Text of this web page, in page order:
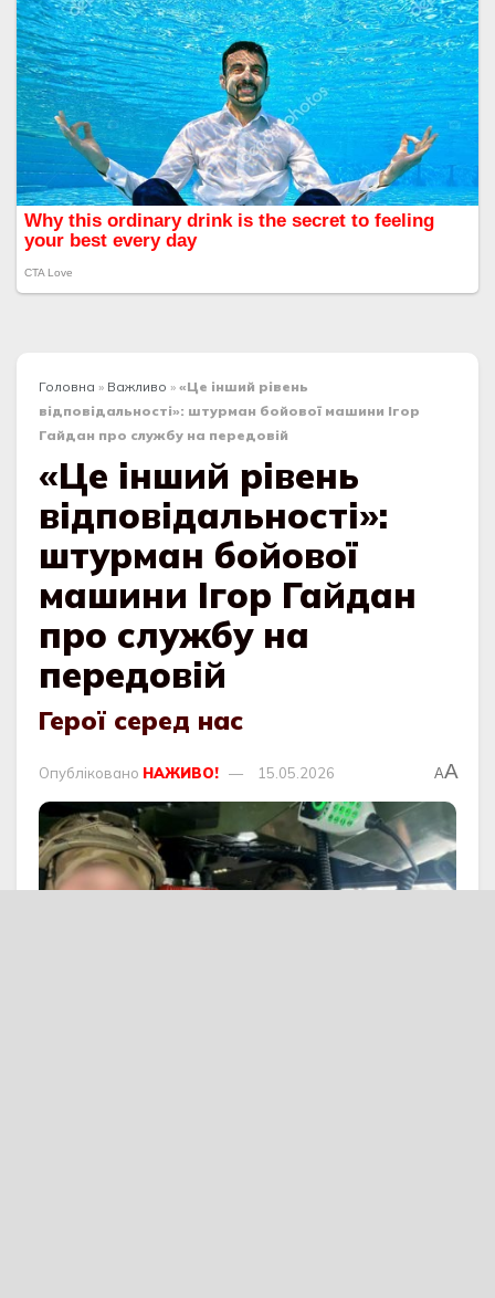
Головна » Важливо » «Це інший рівень
відповідальності»: штурман бойової машини Ігор
Гайдан про службу на передовій
«Це інший рівень
відповідальності»:
штурман бойової
машини Ігор Гайдан
про службу на
передовій
Герої серед нас
Опубліковано НАЖИВО! 15.05.2026 AA